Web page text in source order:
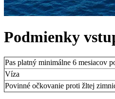
Podmienky
Pas platný minimálne 6 mesiacov
Víza
Povinné očkovanie proti žltej